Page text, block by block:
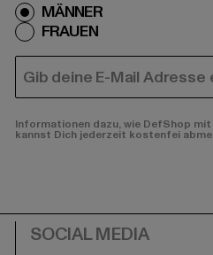
MÄNNER
FRAUEN
E-MAIL
Informationen dazu, wie DefShop
kannst Dich jederzeit kostenfei